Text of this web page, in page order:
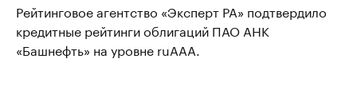
Рейтинговое агентство «Эксперт РА» подтвердило
кредитные рейтинги облигаций ПАО АНК
«Башнефть» на уровне ruAAA.